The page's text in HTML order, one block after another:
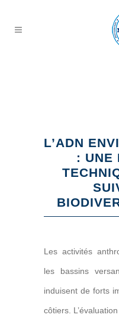
L’ADN
: UNE
Les activités
les bassins
induisent de forts
côtiers.